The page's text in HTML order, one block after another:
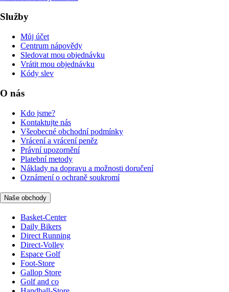
Služby
Můj účet
Centrum nápovědy
Sledovat mou objednávku
Vrátit mou objednávku
Kódy slev
O nás
Kdo jsme?
Kontaktujte nás
Všeobecné obchodní podmínky
Vrácení a vrácení peněz
Právní upozornění
Platební metody
Náklady na dopravu a možnosti doručení
Oznámení o ochraně soukromí
Naše obchody
Basket-Center
Daily Bikers
Direct Running
Direct-Volley
Espace Golf
Foot-Store
Gallop Store
Golf and co